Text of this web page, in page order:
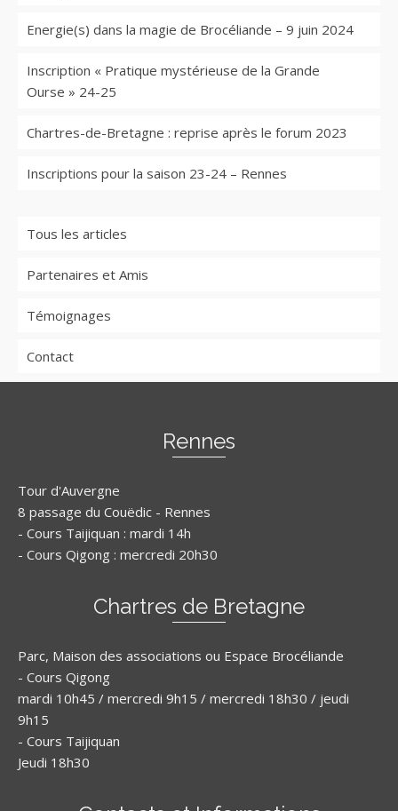
Energie(s) dans la magie de Brocéliande – 9 juin 2024
Inscription « Pratique mystérieuse de la Grande
Ourse » 24-25
Chartres-de-Bretagne : reprise après le forum 2023
Inscriptions pour la saison 23-24 – Rennes
Tous les articles
Partenaires et Amis
Témoignages
Contact
Rennes
Tour d'Auvergne
8 passage du Couëdic - Rennes
- Cours Taijiquan : mardi 14h
- Cours Qigong : mercredi 20h30
Chartres de Bretagne
Parc, Maison des associations ou Espace Brocéliande
- Cours Qigong
mardi 10h45 / mercredi 9h15 / mercredi 18h30 / jeudi
9h15
- Cours Taijiquan
Jeudi 18h30